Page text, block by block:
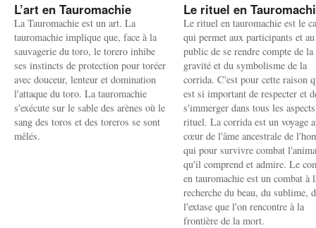
L’art en Tauromachie
La Tauromachie est un art. La
tauromachie implique que, face à la
sauvagerie du toro, le torero inhibe
ses instincts de protection pour toréer
avec douceur, lenteur et domination
l'attaque du toro. La tauromachie
s'exécute sur le sable des arènes où le
sang des toros et des toreros se sont
mêlés.
Le rituel en
Le rituel en tauromachie est le
qui permet aux participants et au
public de se rendre compte de la
gravité et du symbolisme de la
corrida. C'est pour cette raison
est si important de respecter et
s'immerger dans tous les
rituel. La corrida est un voyage
cœur de l'âme ancestrale de
qui pour survivre combat
qu'il comprend et admire. Le
en tauromachie est un combat à
recherche du beau, du sublime,
l'extase que l'on rencontre à la
frontière de la mort.